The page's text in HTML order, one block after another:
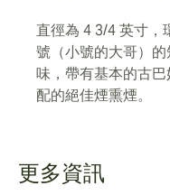
直徑為 4 3/4 英寸，
號（小號的大哥）
味，帶有基本的古
配的絕佳煙熏煙。
更多資訊